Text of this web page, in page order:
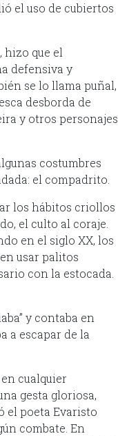
el uso de cubiertos
que el
defensiva y
se lo llama puñal,
desborda de
y otros personajes
costumbres
el compadrito.
los hábitos criollos
el culto al coraje.
en el siglo XX, los
usar palitos
con la estocada.
y contaba en
a escapar de la
cualquier
gesta gloriosa,
el poeta Evaristo
combate. En